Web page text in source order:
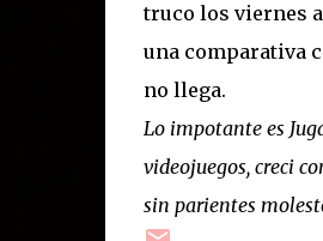
truco los viernes
una comparativa
no llega.
Lo impotante es
videojuegos, creci
sin parientes